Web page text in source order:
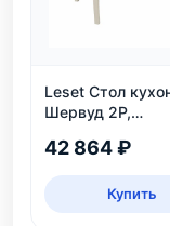
Leset Стол
Шервуд 2Р,
42 864 ₽
Купить